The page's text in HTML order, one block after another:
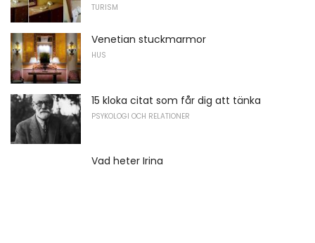
TURISM
Venetian stuckmarmor
HUS
15 kloka citat som får dig att tänka
PSYKOLOGI OCH RELATIONER
Vad heter Irina